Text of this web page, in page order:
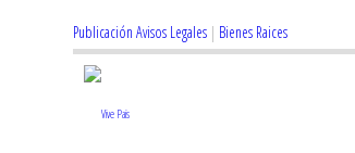
Publicación Avisos Legales | Bienes Raices